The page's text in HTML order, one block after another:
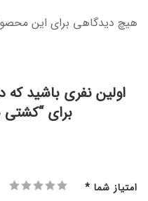
هیچ دیدگاهی برای این
اولین نفری باشید که
برای
امتیاز شما *